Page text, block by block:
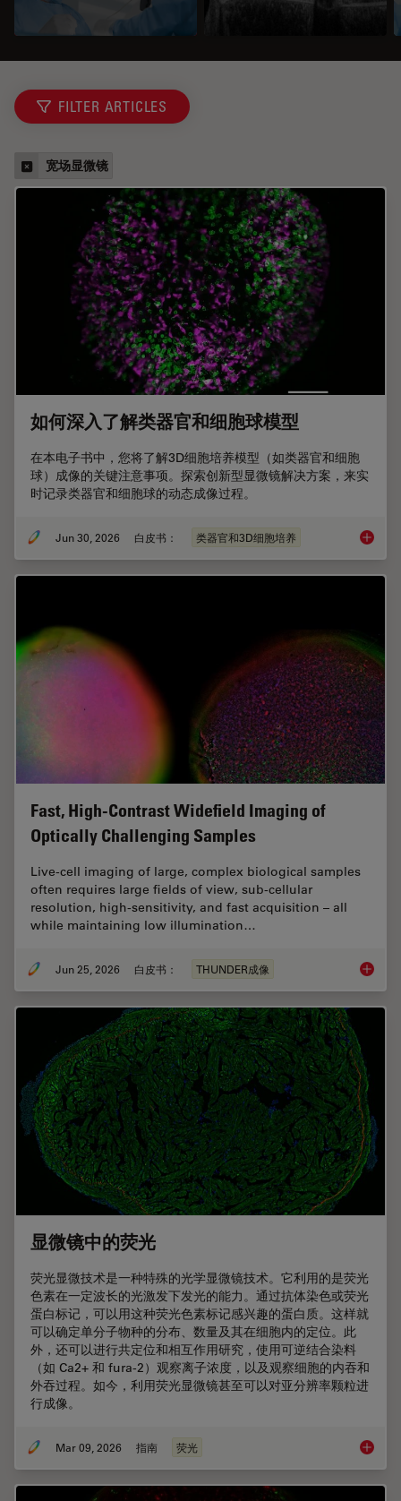
FILTER ARTICLES
宽场显微镜
如何深入了解类器官和细胞球模型
在本电子书中，您将了解3D细胞培养模型（如类器官和细胞
球）成像的关键注意事项。探索创新型显微镜解决方案，来实
时记录类器官和细胞球的动态成像过程。
Jun 30, 2026 白皮书： 类器官和3D细胞培养 如何深
Fast, High-Contrast Widefield Imaging of
Optically Challenging Samples
Live‑cell imaging of large, complex biological samples
often requires large fields of view, sub-cellular
resolution, high-sensitivity, and fast acquisition – all
while maintaining low illumination…
Jun 25, 2026 白皮书： THUNDER成像 Fast,
显微镜中的荧光
荧光显微技术是一种特殊的光学显微镜技术。它利用的是荧光
色素在一定波长的光激发下发光的能力。通过抗体染色或荧光
蛋白标记，可以用这种荧光色素标记感兴趣的蛋白质。这样就
可以确定单分子物种的分布、数量及其在细胞内的定位。此
外，还可以进行共定位和相互作用研究，使用可逆结合染料
（如 Ca2+ 和 fura-2）观察离子浓度，以及观察细胞的内吞和
外吞过程。如今，利用荧光显微镜甚至可以对亚分辨率颗粒进
行成像。
Mar 09, 2026 指南 荧光 显微镜